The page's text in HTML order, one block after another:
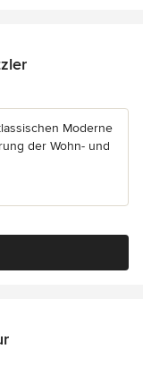
Moderne
der Wohn- und